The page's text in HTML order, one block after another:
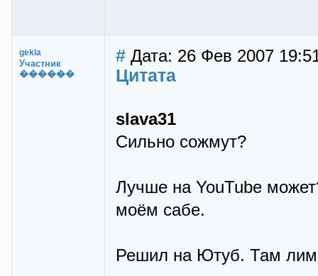
gekla
Участник
������
# Дата: 26 Фев 2007
Цитата
slava31
Сильно сожмут?
Лучше на YouTube
моём сабе.
Решил на Ютуб. Там